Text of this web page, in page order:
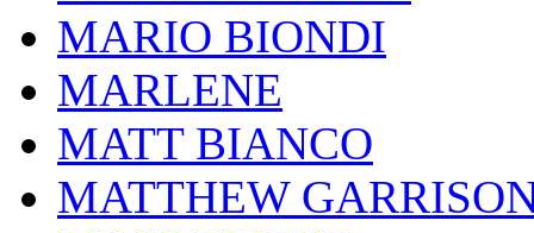
MARIO BIONDI
MARLENE
MATT BIANCO
MATTHEW